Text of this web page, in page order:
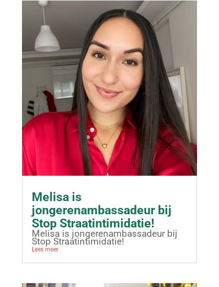
Melisa is
jongerenambassadeur bij
Stop Straatintimidatie!
Melisa is jongerenambassadeur bij
Stop Straatintimidatie!
Lees meer